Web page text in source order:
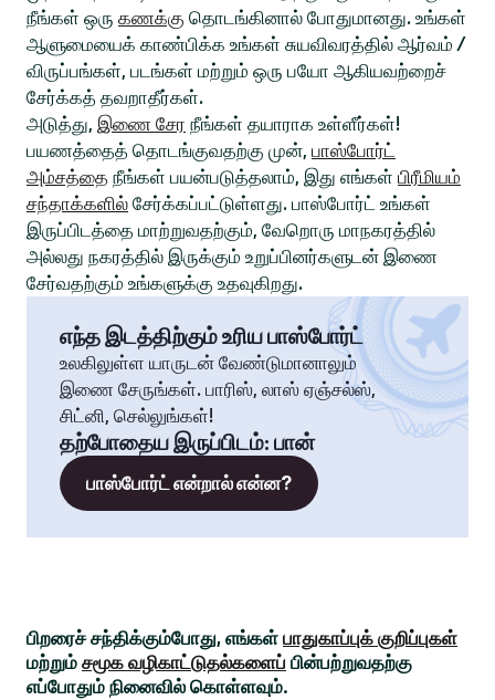
நீங்கள் ஒரு கணக்கு தொடங்கினால் போதுமானது. உங்கள்
ஆளுமையைக் காண்பிக்க உங்கள் சுயவிவரத்தில் ஆர்வம் /
விருப்பங்கள், படங்கள் மற்றும் ஒரு பயோ ஆகியவற்றைச்
சேர்க்கத் தவறாதீர்கள்.
அடுத்து, இணை சேர நீங்கள் தயாராக உள்ளீர்கள்!
பயணத்தைத் தொடங்குவதற்கு முன், பாஸ்போர்ட்
அம்சத்தை நீங்கள் பயன்படுத்தலாம், இது எங்கள் பிரீமியம்
சந்தாக்களில் சேர்க்கப்பட்டுள்ளது. பாஸ்போர்ட் உங்கள்
இருப்பிடத்தை மாற்றுவதற்கும், வேறொரு மாநகரத்தில்
அல்லது நகரத்தில் இருக்கும் உறுப்பினர்களுடன் இணை
சேர்வதற்கும் உங்களுக்கு உதவுகிறது.
எந்த இடத்திற்கும் உரிய பாஸ்போர்ட்
உலகிலுள்ள யாருடன் வேண்டுமானாலும்
இணை சேருங்கள். பாரிஸ், லாஸ் ஏஞ்சல்ஸ்,
சிட்னி, செல்லுங்கள்!
தற்போதைய இருப்பிடம்: பான்
பாஸ்போர்ட் என்றால் என்ன?
பிறரைச் சந்திக்கும்போது, எங்கள் பாதுகாப்புக் குறிப்புகள்
மற்றும் சமூக வழிகாட்டுதல்களைப் பின்பற்றுவதற்கு
எப்போதும் நினைவில் கொள்ளவும்.